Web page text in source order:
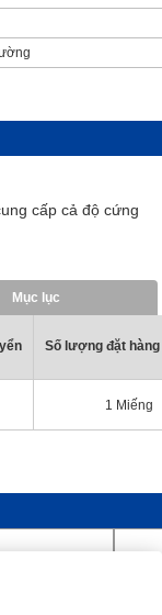
cấp cả độ cứng
Mục lục
Số lượng đặt
1 Miếng